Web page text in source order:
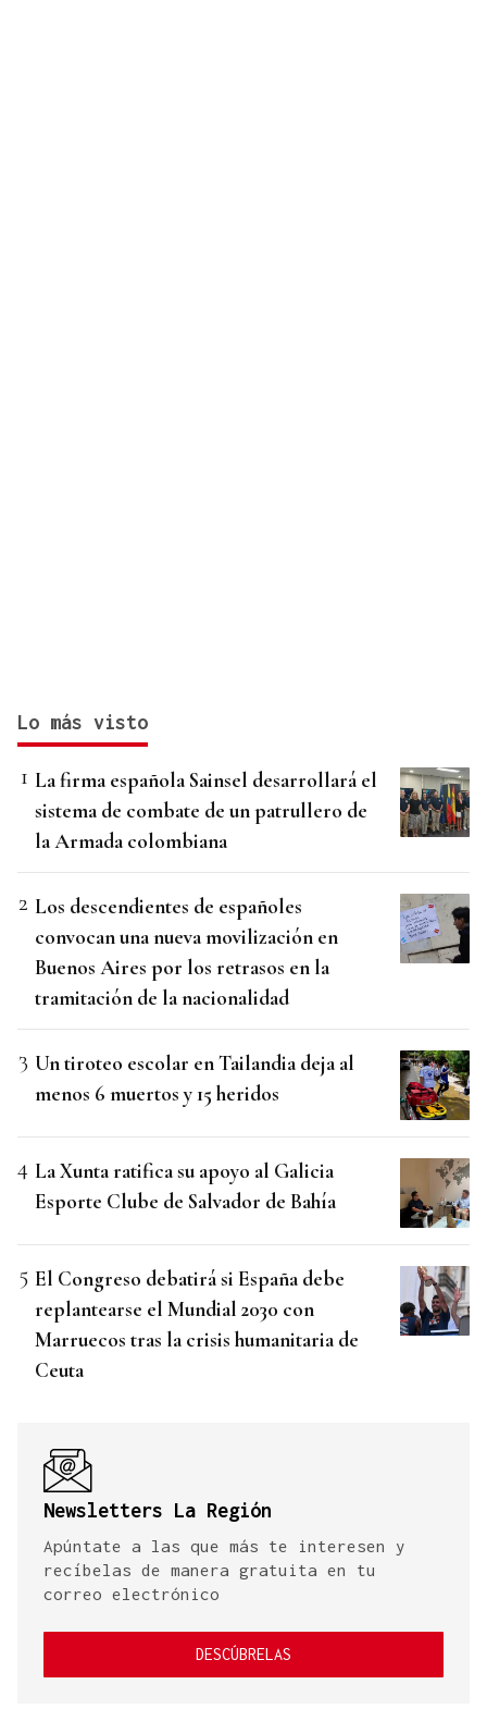
Lo más visto
La firma española Sainsel desarrollará el
sistema de combate de un patrullero de
la Armada colombiana
Los descendientes de españoles
convocan una nueva movilización en
Buenos Aires por los retrasos en la
tramitación de la nacionalidad
Un tiroteo escolar en Tailandia deja al
menos 6 muertos y 15 heridos
La Xunta ratifica su apoyo al Galicia
Esporte Clube de Salvador de Bahía
El Congreso debatirá si España debe
replantearse el Mundial 2030 con
Marruecos tras la crisis humanitaria de
Ceuta
Newsletters La Región
Apúntate a las que más te interesen y
recíbelas de manera gratuita en tu
correo electrónico
DESCÚBRELAS